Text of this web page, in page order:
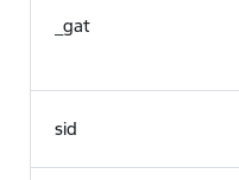
_gat
sid